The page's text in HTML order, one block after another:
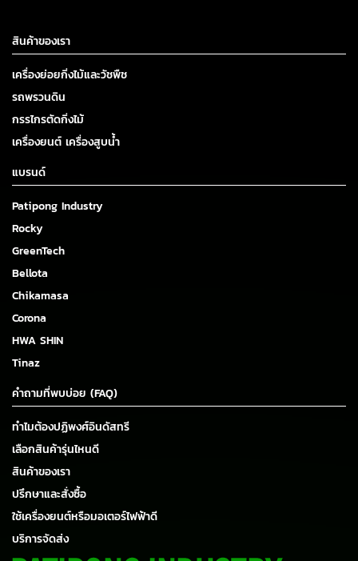
สินค้าของเรา
เครื่องย่อยกิ่งไม้และวัชพืช
รถพรวนดิน
กรรไกรตัดกิ่งไม้
เครื่องยนต์ เครื่องสูบน้ำ
แบรนด์
Patipong Industry
Rocky
GreenTech
Bellota
Chikamasa
Corona
HWA SHIN
Tinaz
คำถามที่พบบ่อย (FAQ)
ทำไมต้องปฏิพงศ์อินดัสทรี
เลือกสินค้ารุ่นไหนดี
สินค้าของเรา
ปรึกษาและสั่งซื้อ
ใช้เครื่องยนต์หรือมอเตอร์ไฟฟ้าดี
บริการจัดส่ง